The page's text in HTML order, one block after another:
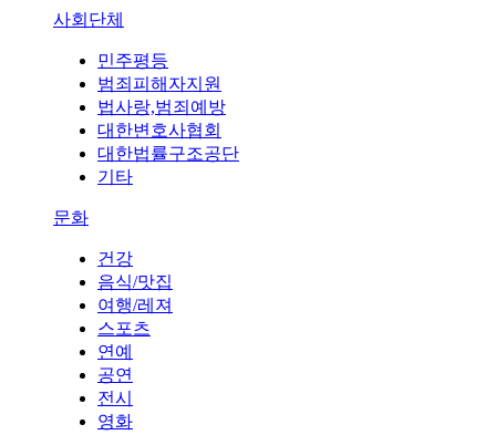
사회단체
민주평등
범죄피해자지원
법사랑,범죄예방
대한변호사협회
대한법률구조공단
기타
문화
건강
음식/맛집
여행/레져
스포츠
연예
공연
전시
영화